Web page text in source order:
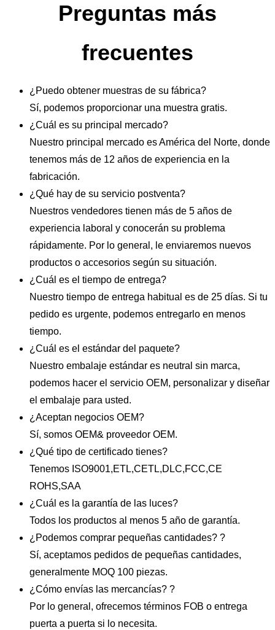
Preguntas más
frecuentes
¿Puedo obtener muestras de su fábrica?
Sí, podemos proporcionar una muestra gratis.
¿Cuál es su principal mercado?
Nuestro principal mercado es América del Norte, donde
tenemos más de 12 años de experiencia en la
fabricación.
¿Qué hay de su servicio postventa?
Nuestros vendedores tienen más de 5 años de
experiencia laboral y conocerán su problema
rápidamente. Por lo general, le enviaremos nuevos
productos o accesorios según su situación.
¿Cuál es el tiempo de entrega?
Nuestro tiempo de entrega habitual es de 25 días. Si tu
pedido es urgente, podemos entregarlo en menos
tiempo.
¿Cuál es el estándar del paquete?
Nuestro embalaje estándar es neutral sin marca,
podemos hacer el servicio OEM, personalizar y diseñar
el embalaje para usted.
¿Aceptan negocios OEM?
Sí, somos OEM& proveedor OEM.
¿Qué tipo de certificado tienes?
Tenemos ISO9001,ETL,CETL,DLC,FCC,CE
ROHS,SAA
¿Cuál es la garantía de las luces?
Todos los productos al menos 5 año de garantía.
¿Podemos comprar pequeñas cantidades? ?
Sí, aceptamos pedidos de pequeñas cantidades,
generalmente MOQ 100 piezas.
¿Cómo envías las mercancías? ?
Por lo general, ofrecemos términos FOB o entrega
puerta a puerta si lo necesita.